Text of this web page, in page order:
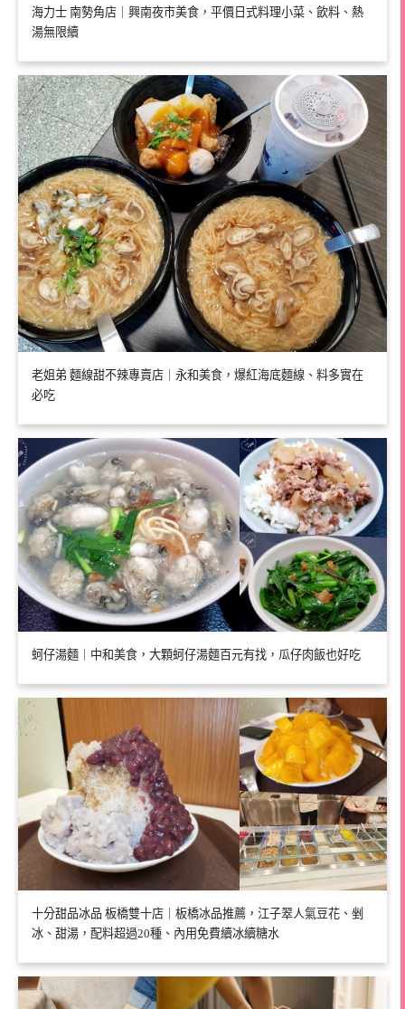
海力士 南勢角店｜興南夜市美食，平價日式料理小菜、飲料、熱
湯無限續
老姐弟 麵線甜不辣專賣店｜永和美食，爆紅海底麵線、料多實在
必吃
蚵仔湯麵｜中和美食，大顆蚵仔湯麵百元有找，瓜仔肉飯也好吃
十分甜品冰品 板橋雙十店｜板橋冰品推薦，江子翠人氣豆花、剉
冰、甜湯，配料超過20種、內用免費續冰續糖水